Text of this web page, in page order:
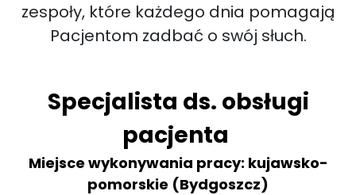
zespoły, które każdego dnia pomagają
Pacjentom zadbać o swój słuch.
Specjalista ds. obsługi
pacjenta
Miejsce wykonywania pracy: kujawsko-
pomorskie (Bydgoszcz)